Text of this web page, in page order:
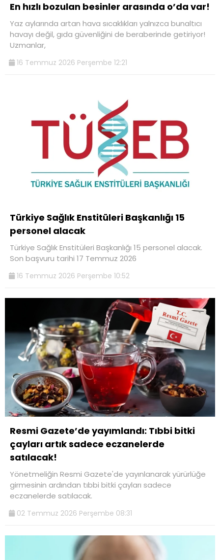
En hızlı bozulan besinler arasında o’da var!
Yaz aylarında artan hava sıcaklıkları yalnızca bunaltıcı
havayı değil, gıda güvenliğini de beraberinde getiriyor!
Uzmanlar,
16 Temmuz 2026 Perşembe 12:21
Türkiye Sağlık Enstitüleri Başkanlığı 15
personel alacak
Türkiye Sağlık Enstitüleri Başkanlığı 15 personel alacak.
Son başvuru tarihi 17 Temmuz 2026
16 Temmuz 2026 Perşembe 10:52
Resmi Gazete’de yayımlandı: Tıbbi bitki
çayları artık sadece eczanelerde
satılacak!
Yönetmeliğin Resmi Gazete'de yayınlanarak yürürlüğe
girmesinin ardından tıbbi bitki çayları sadece
eczanelerde satılacak.
02 Temmuz 2026 Perşembe 08:31